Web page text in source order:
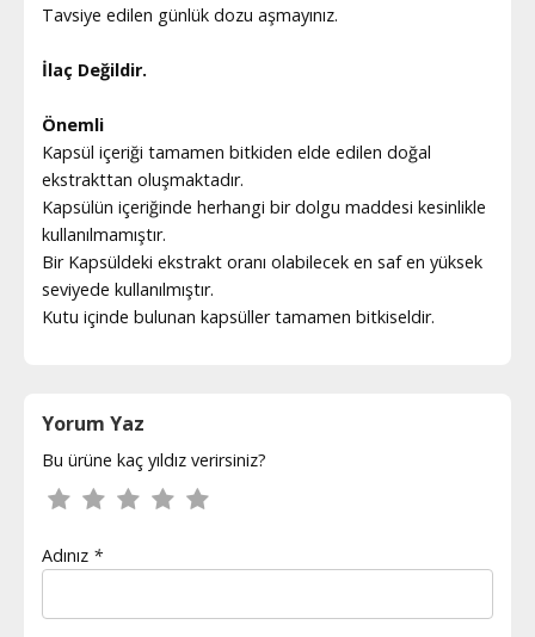
Tavsiye edilen günlük dozu aşmayınız.
İlaç Değildir.
Önemli
Kapsül içeriği tamamen bitkiden elde edilen doğal
ekstrakttan oluşmaktadır.
Kapsülün içeriğinde herhangi bir dolgu maddesi kesinlikle
kullanılmamıştır.
Bir Kapsüldeki ekstrakt oranı olabilecek en saf en yüksek
seviyede kullanılmıştır.
Kutu içinde bulunan kapsüller tamamen bitkiseldir.
Yorum Yaz
Bu ürüne kaç yıldız verirsiniz?
Adınız *